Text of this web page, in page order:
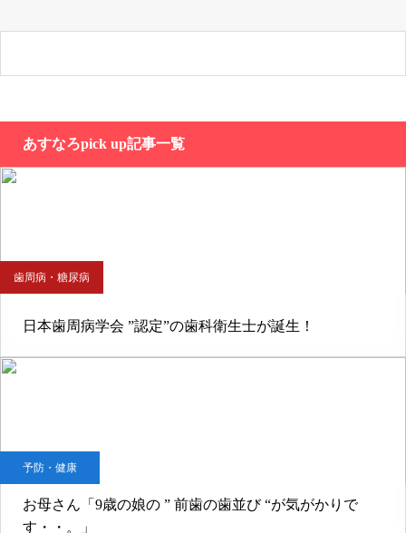
あすなろpick up記事一覧
歯周病・糖尿病
日本歯周病学会 ”認定”の歯科衛生士が誕生！
予防・健康
お母さん「9歳の娘の ” 前歯の歯並び “が気がかりで
す・・。」